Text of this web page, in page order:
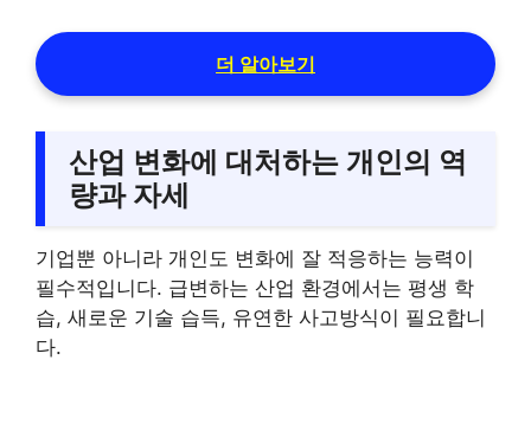
더 알아보기
산업 변화에 대처하는 개인의 역
량과 자세
기업뿐 아니라 개인도 변화에 잘 적응하는 능력이
필수적입니다. 급변하는 산업 환경에서는 평생 학
습, 새로운 기술 습득, 유연한 사고방식이 필요합니
다.